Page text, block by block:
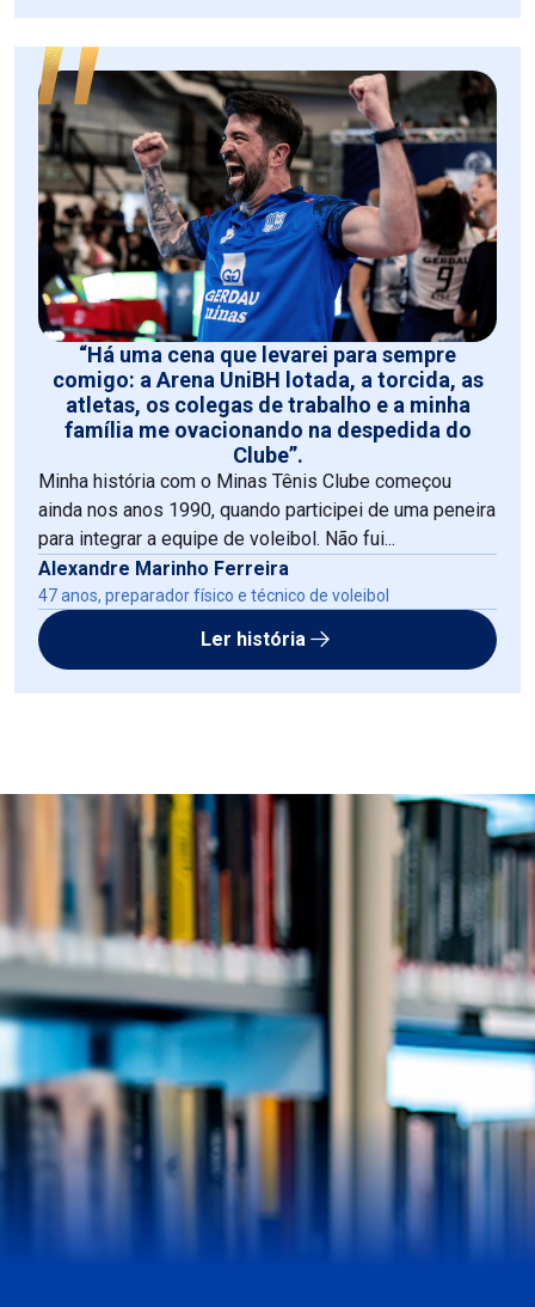
“Há uma cena que levarei para sempre
comigo: a Arena UniBH lotada, a torcida, as
atletas, os colegas de trabalho e a minha
família me ovacionando na despedida do
Clube”.
Minha história com o Minas Tênis Clube começou
ainda nos anos 1990, quando participei de uma peneira
para integrar a equipe de voleibol. Não fui...
Alexandre Marinho Ferreira
47 anos, preparador físico e técnico de voleibol
Ler história